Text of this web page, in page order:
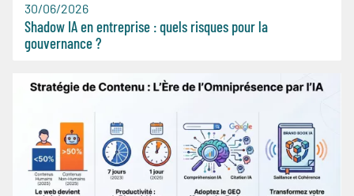
30/06/2026
Shadow IA en entreprise : quels risques pour la
gouvernance ?